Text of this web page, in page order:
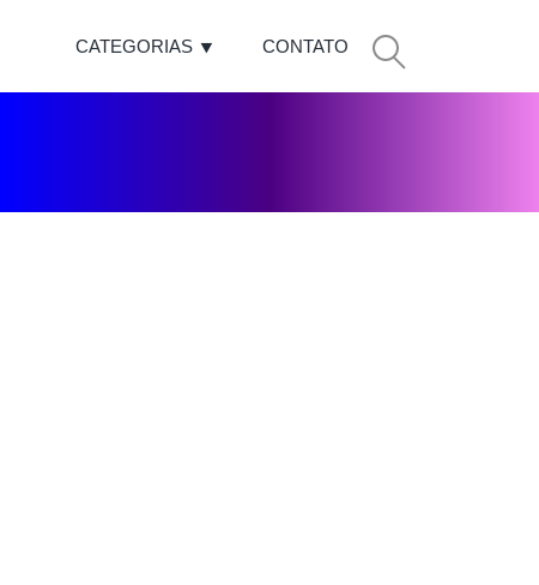
CATEGORIAS CONTATO